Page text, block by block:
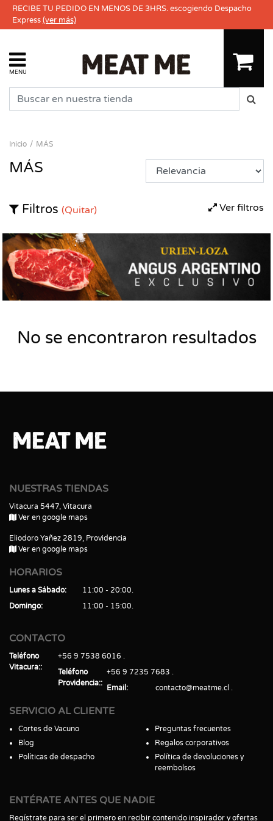
RECIBE TU PEDIDO EN MENOS DE 3HRS. escogiendo Despacho
Express(ver más)
MENU
Inicio MÁS
MÁS
Ver filtros
Filtros (Quitar)
No se encontraron resultados
NUESTRAS TIENDAS
Vitacura 5447, Vitacura
Ver en google maps
Eliodoro Yañez 2819, Providencia
Ver en google maps
HORARIOS
Lunes a Sábado
11:00 - 20:00
Domingo
11:00 - 15:00
CONTACTO
Teléfono
Vitacura:
+56 9 7538 6016
Teléfono
Providencia:
+56 9 7235 7683
Email
contacto@meatme.cl
SERVICIO AL CLIENTE
Cortes de Vacuno
Blog
Políticas de despacho
Preguntas frecuentes
Regalos corporativos
Política de devoluciones y
reembolsos
ENTÉRATE ANTES QUE NADIE
Regístrate para ser el primero en recibir contenido inspirador y ofertas